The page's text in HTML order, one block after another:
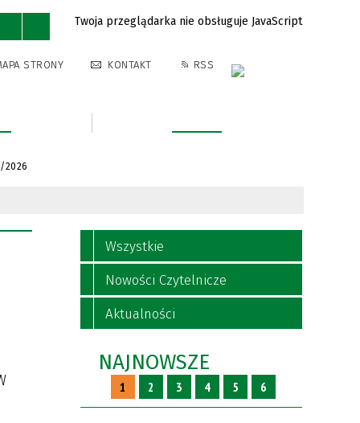
Twoja przeglądarka nie obsługuje JavaScript
STRONY KONTAKT RSS
2026
Wszystkie
Nowości Czytelnicze
Aktualności
NAJNOWSZE
1 2 3 4 5 6